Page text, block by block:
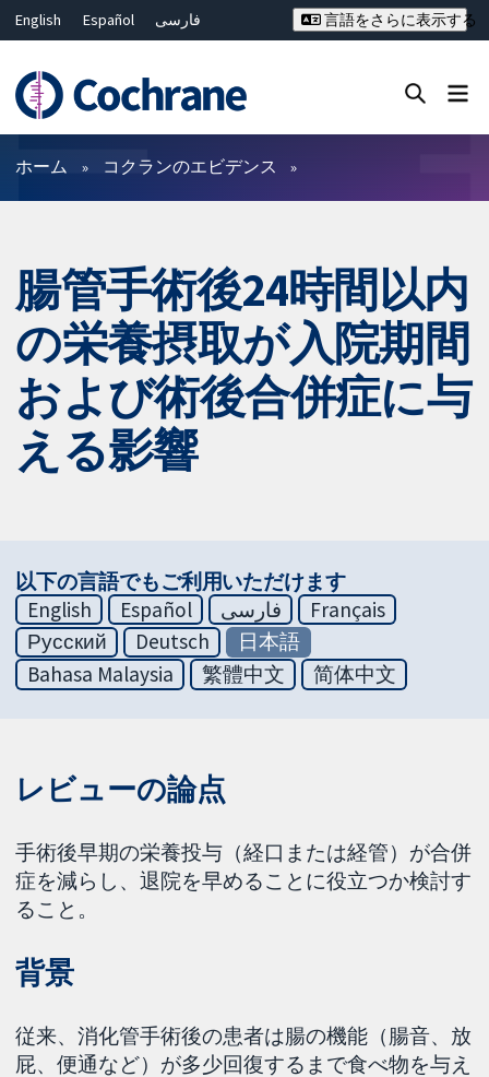
English Español
فارسی
Deutsch
Bahasa Malaysia
ไทย
繁體中文
简体中文
言語をさらに表示する
フィルター
ホーム コクランのエビデンス
腸管手術後24時間以内
の栄養摂取が入院期間
および術後合併症に与
える影響
以下の言語でもご利用いただけます
English
Español فارسی
Français
Русский
Deutsch
日本語
Bahasa Malaysia
繁體中文 简体中文
レビューの論点
手術後早期の栄養投与（経口または経管）が合併
症を減らし、退院を早めることに役立つか検討す
ること。
背景
従来、消化管手術後の患者は腸の機能（腸音、放
屁、便通など）が多少回復するまで食べ物を与え